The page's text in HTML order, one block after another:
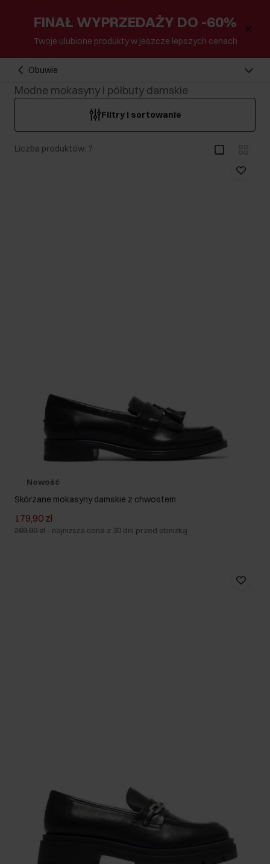
FINAŁ WYPRZEDAŻY DO -60%
Twoje ulubione produkty w jeszcze lepszych cenach
Obuwie
Modne mokasyny i półbuty damskie
Filtry i sortowanie
Liczba produktów: 7
Nowość
Skórzane mokasyny damskie z chwostem
179,90 zł
269,90 zł - najniższa cena z 30 dni przed obniżką